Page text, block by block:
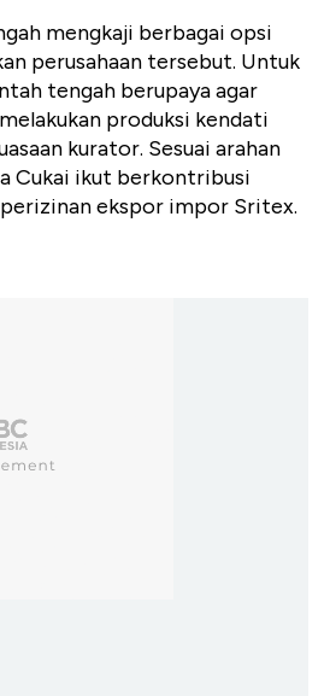
mengkaji berbagai opsi
perusahaan tersebut. Untuk
tengah berupaya agar
produksi kendati
kurator. Sesuai arahan
Cukai ikut berkontribusi
ekspor impor Sritex.